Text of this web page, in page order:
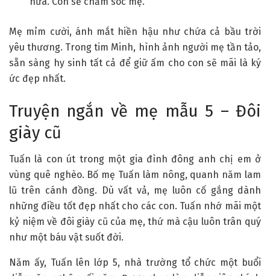
Mẹ mỉm cười, ánh mắt hiền hậu như chứa cả bầu trời
yêu thương. Trong tim Minh, hình ảnh người mẹ tần tảo,
sẵn sàng hy sinh tất cả để giữ ấm cho con sẽ mãi là ký
ức đẹp nhất.
Truyện ngắn về mẹ mẫu 5 – Đôi
giày cũ
Tuấn là con út trong một gia đình đông anh chị em ở
vùng quê nghèo. Bố mẹ Tuấn làm nông, quanh năm lam
lũ trên cánh đồng. Dù vất vả, mẹ luôn cố gắng dành
những điều tốt đẹp nhất cho các con. Tuấn nhớ mãi một
kỷ niệm về đôi giày cũ của mẹ, thứ mà cậu luôn trân quý
như một báu vật suốt đời.
Năm ấy, Tuấn lên lớp 5, nhà trường tổ chức một buổi